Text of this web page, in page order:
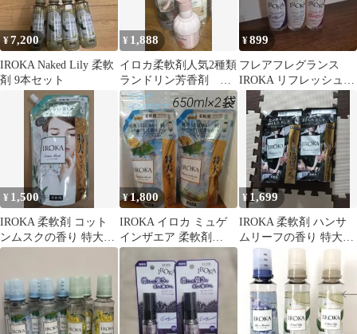
¥7,200
IROKA Naked Lily 柔軟
剤 9本セット
¥ 1,888
イロカ柔軟剤人気2種類
ランドリン芳香剤 日
用品3点まとめ売り
¥899
フレアフレグランス
IROKA リフレッシュミ
スト 3本セット
¥ 1,500
IROKA 柔軟剤 コット
ンムスクの香り 特大サ
イズ 650ml 7-26
¥1,800
IROKA イロカ ミュゲ
インザエア 柔軟剤
650ml 2袋
¥ 1,699
IROKA 柔軟剤 ハンサ
ムリーフの香り 特大
710ml 2個セット